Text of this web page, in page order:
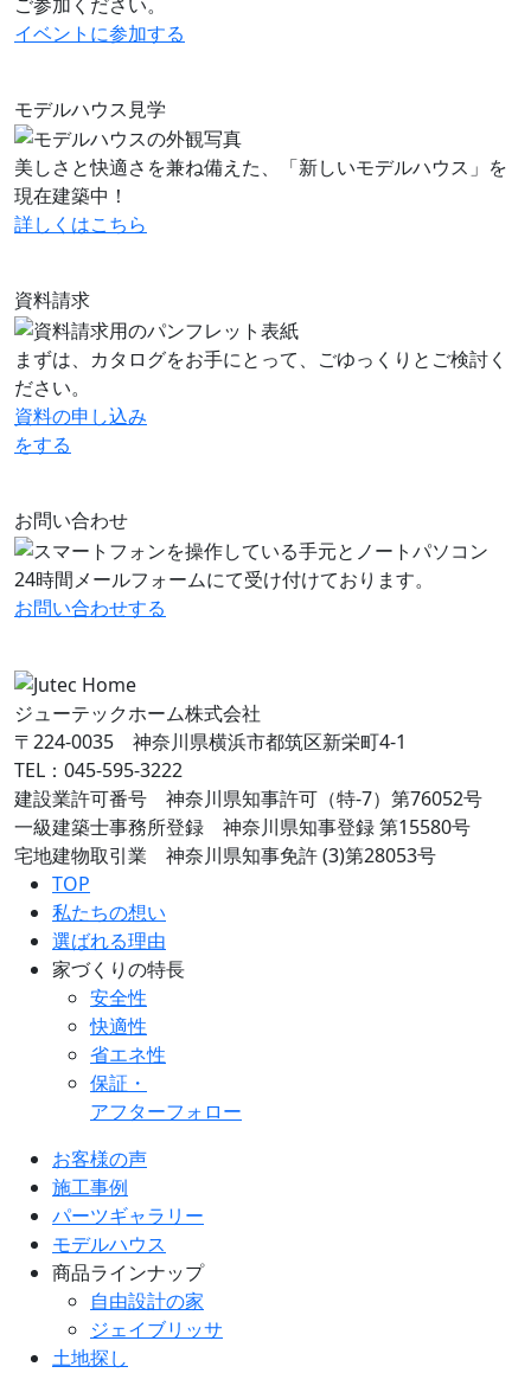
イベントに参加する
モデルハウス見学
美しさと快適さを兼ね備えた、「新しいモデルハウス」を
現在建築中！
詳しくはこちら
資料請求
まずは、カタログをお手にとって、ごゆっくりとご検討く
ださい。
資料の申し込み
をする
お問い合わせ
24時間メールフォームにて受け付けております。
お問い合わせする
ジューテックホーム株式会社
〒224-0035 神奈川県横浜市都筑区新栄町4-1
TEL：045-595-3222
建設業許可番号 神奈川県知事許可（特-7）第76052号
一級建築士事務所登録 神奈川県知事登録 第15580号
宅地建物取引業 神奈川県知事免許 (3)第28053号
TOP
私たちの想い
選ばれる理由
家づくりの特長
安全性
快適性
省エネ性
保証・
アフターフォロー
お客様の声
施工事例
パーツギャラリー
モデルハウス
商品ラインナップ
自由設計の家
ジェイブリッサ
土地探し